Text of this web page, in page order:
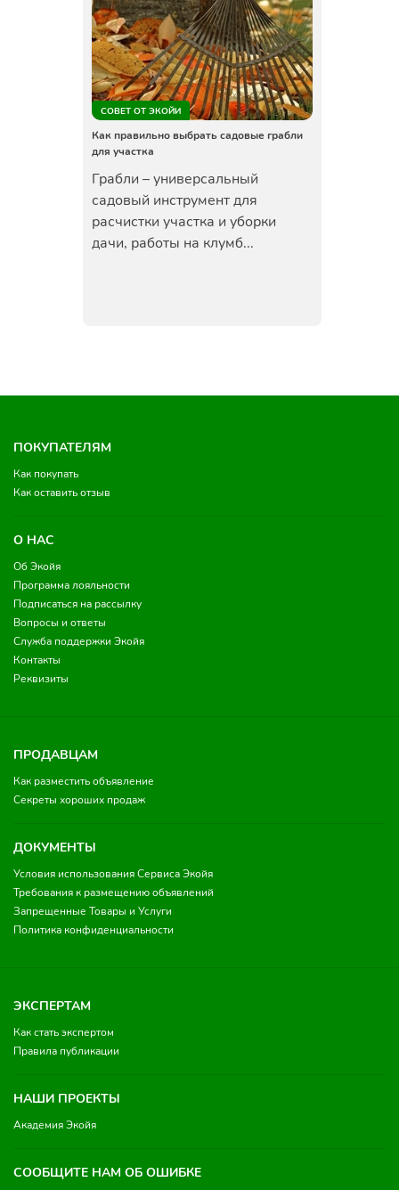
СОВЕТ ОТ ЭКОЙИ
Как правильно выбрать садовые грабли
для участка
Грабли – универсальный
садовый инструмент для
расчистки участка и уборки
дачи, работы на клумб...
ПОКУПАТЕЛЯМ
Как покупать
Как оставить отзыв
О НАС
Об Экойя
Программа лояльности
Подписаться на рассылку
Вопросы и ответы
Служба поддержки Экойя
Контакты
Реквизиты
ПРОДАВЦАМ
Как разместить объявление
Секреты хороших продаж
ДОКУМЕНТЫ
Условия использования Сервиса Экойя
Требования к размещению объявлений
Запрещенные Товары и Услуги
Политика конфиденциальности
ЭКСПЕРТАМ
Как стать экспертом
Правила публикации
НАШИ ПРОЕКТЫ
Академия Экойя
СООБЩИТЕ НАМ ОБ ОШИБКЕ